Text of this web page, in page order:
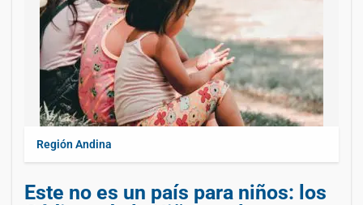
Región Andina
Este no es un país para niños: los